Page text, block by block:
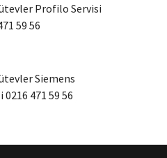
Profilo Servisi
59 56
Siemens
0216 471 59 56